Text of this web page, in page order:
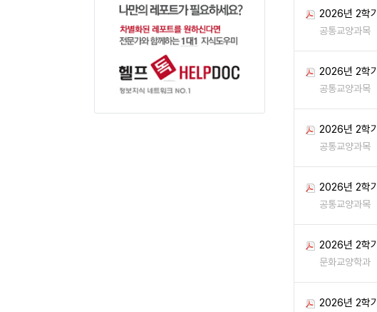
2026년 2학기
공통교양과목
2026년 2학기
공통교양과목
2026년 2학기
공통교양과목
2026년 2학기
공통교양과목
2026년 2학기
문화교양학과
2026년 2학기